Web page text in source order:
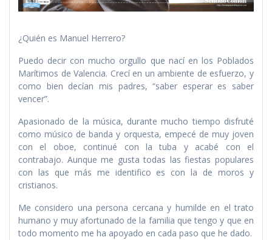
¿Quién es Manuel Herrero?
Puedo decir con mucho orgullo que nací en los Poblados
Marítimos de Valencia. Crecí en un ambiente de esfuerzo, y
como bien decían mis padres, “saber esperar es saber
vencer”.
Apasionado de la música, durante mucho tiempo disfruté
como músico de banda y orquesta, empecé de muy joven
con el oboe, continué con la tuba y acabé con el
contrabajo. Aunque me gusta todas las fiestas populares
con las que más me identifico es con la de moros y
cristianos.
Me considero una persona cercana y humilde en el trato
humano y muy afortunado de la familia que tengo y que en
todo momento me ha apoyado en cada paso que he dado.